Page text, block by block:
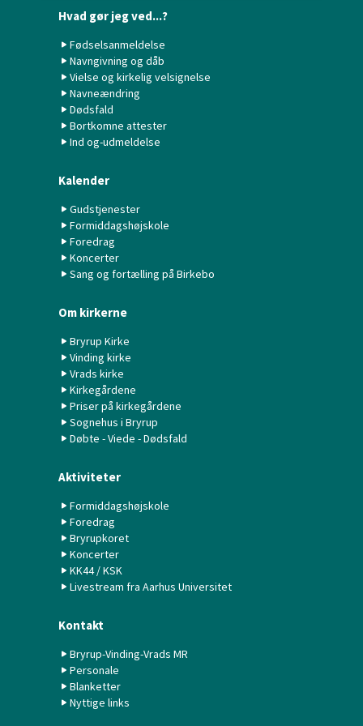
Hvad gør jeg ved...?
Fødselsanmeldelse
Navngivning og dåb
Vielse og kirkelig velsignelse
Navneændring
Dødsfald
Bortkomne attester
Ind og-udmeldelse
Kalender
Gudstjenester
Formiddagshøjskole
Foredrag
Koncerter
Sang og fortælling på Birkebo
Om kirkerne
Bryrup Kirke
Vinding kirke
Vrads kirke
Kirkegårdene
Priser på kirkegårdene
Sognehus i Bryrup
Døbte - Viede - Dødsfald
Aktiviteter
Formiddagshøjskole
Foredrag
Bryrupkoret
Koncerter
KK44 / KSK
Livestream fra Aarhus Universitet
Kontakt
Bryrup-Vinding-Vrads MR
Personale
Blanketter
Nyttige links